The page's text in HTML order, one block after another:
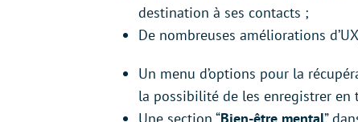
destination à ses contacts ;
De nombreuses améliorations
Un menu d’options pour la
la possibilité de les enregistrer en